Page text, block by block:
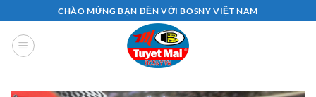
qua
nội
dung
CHÀO MỪNG BẠN ĐẾN VỚI BOSNY VIỆT NAM